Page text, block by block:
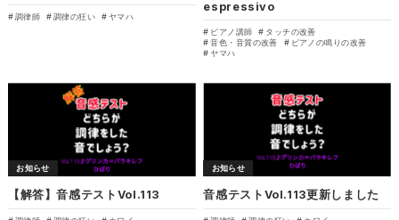
調律師 調律の狂い ヤマハ
espressivo
ピアノ講師
タッチの改善
音色・音質の改善
ピアノの鳴りの改善
ヤマハ
お知らせ
【解答】音感テストVol.113
お知らせ
音感テストVol.113更新しました